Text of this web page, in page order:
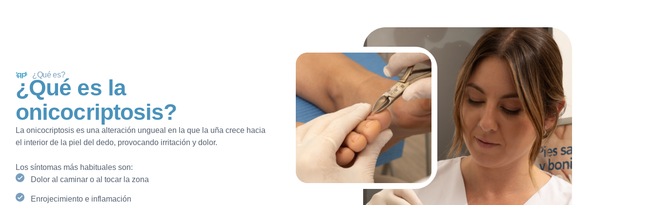
¿Qué es?
¿Qué es la
onicocriptosis?
La onicocriptosis es una alteración ungueal en la que la uña crece hacia
el interior de la piel del dedo, provocando irritación y dolor.
Los síntomas más habituales son:
Dolor al caminar o al tocar la zona
Enrojecimiento e inflamación